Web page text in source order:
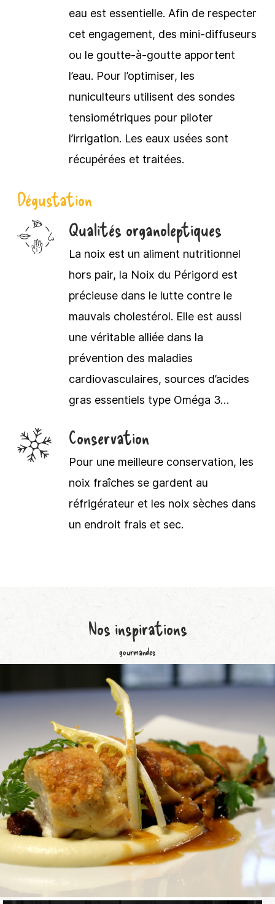
eau est essentielle. Afin de respecter
cet engagement, des mini-diffuseurs
ou le goutte-à-goutte apportent
l’eau. Pour l’optimiser, les
nuniculteurs utilisent des sondes
tensiométriques pour piloter
l’irrigation. Les eaux usées sont
récupérées et traitées.
Dégustation
Qualités organoleptiques
La noix est un aliment nutritionnel
hors pair, la Noix du Périgord est
précieuse dans le lutte contre le
mauvais cholestérol. Elle est aussi
une véritable alliée dans la
prévention des maladies
cardiovasculaires, sources d’acides
gras essentiels type Oméga 3…
Conservation
Pour une meilleure conservation, les
noix fraîches se gardent au
réfrigérateur et les noix sèches dans
un endroit frais et sec.
Nos inspirations
gourmandes